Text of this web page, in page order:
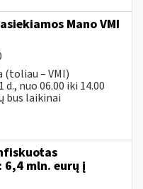
Mano VMI
(toliau – VMI)
nuo 06.00 iki 14.00
bus laikinai
mln. eurų į